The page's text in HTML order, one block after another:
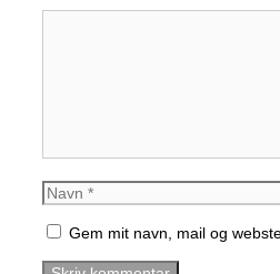
Navn
Gem mit navn, mail og